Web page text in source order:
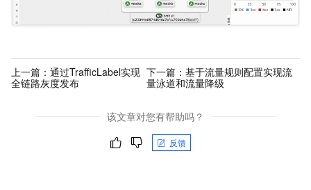
上一篇： 通过TrafficLabel实现
全链路灰度发布
下一篇： 基于流量规则配置实现流
量泳道和流量降级
该文章对您有帮助吗？
反馈